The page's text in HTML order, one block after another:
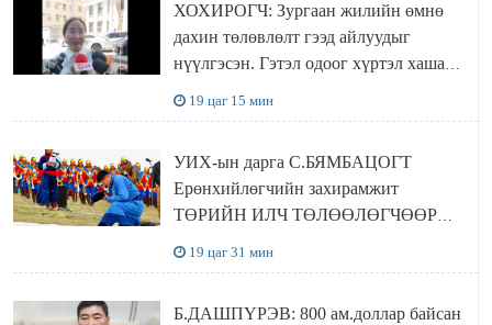
ХОХИРОГЧ: Зургаан жилийн өмнө
дахин төлөвлөлт гээд айлуудыг
нүүлгэсэн. Гэтэл одоог хүртэл хашаа
19 цаг 15 мин
УИХ-ын дарга С.БЯМБАЦОГТ
Ерөнхийлөгчийн захирамжит
ТӨРИЙН ИЛЧ ТӨЛӨӨЛӨГЧӨӨР
19 цаг 31 мин
Б.ДАШПҮРЭВ: 800 ам.доллар байсан